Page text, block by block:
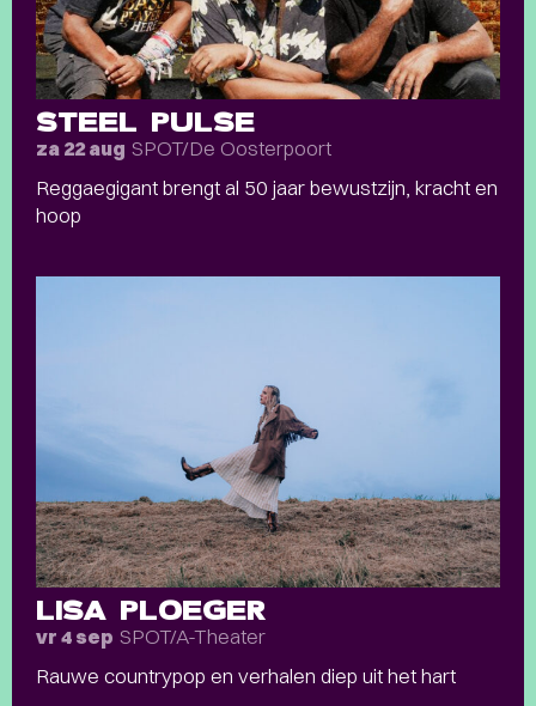
STEEL PULSE
za 22 aug SPOT/De Oosterpoort
Reggaegigant brengt al 50 jaar bewustzijn, kracht en
hoop
LISA PLOEGER
vr 4 sep SPOT/A-Theater
Rauwe countrypop en verhalen diep uit het hart